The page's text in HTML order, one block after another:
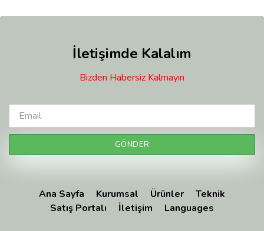
İletişimde Kalalım
Bizden Habersiz Kalmayın
Ana Sayfa Kurumsal Ürünler
Teknik
Satış Portalı
İletişim Languages